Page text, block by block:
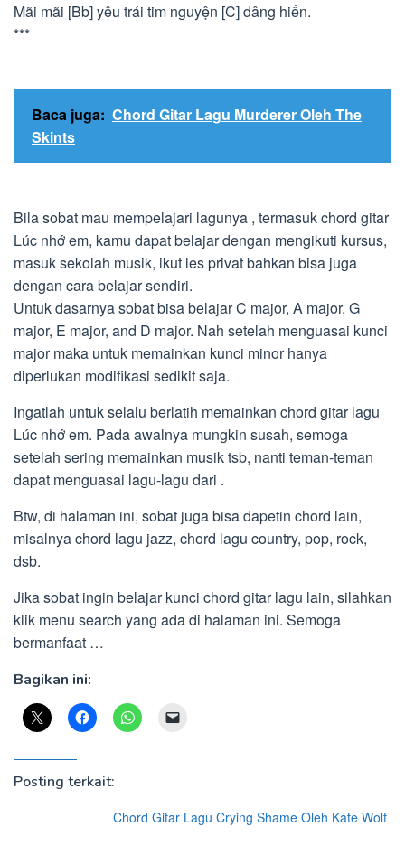
Mãi mãi [Bb] yêu trái tim nguyện [C] dâng hiến.
***
Baca juga: Chord Gitar Lagu Murderer Oleh The
Skints
Bila sobat mau mempelajari lagunya , termasuk chord gitar
Lúc nhớ em, kamu dapat belajar dengan mengikuti kursus,
masuk sekolah musik, ikut les privat bahkan bisa juga
dengan cara belajar sendiri.
Untuk dasarnya sobat bisa belajar C major, A major, G
major, E major, and D major. Nah setelah menguasai kunci
major maka untuk memainkan kunci minor hanya
diperlukan modifikasi sedikit saja.
Ingatlah untuk selalu berlatih memainkan chord gitar lagu
Lúc nhớ em. Pada awalnya mungkin susah, semoga
setelah sering memainkan musik tsb, nanti teman-teman
dapat menguasai lagu-lagu dari .
Btw, di halaman ini, sobat juga bisa dapetin chord lain,
misalnya chord lagu jazz, chord lagu country, pop, rock,
dsb.
Jika sobat ingin belajar kunci chord gitar lagu lain, silahkan
klik menu search yang ada di halaman ini. Semoga
bermanfaat …
Bagikan ini:
Posting terkait:
Chord Gitar Lagu Crying Shame Oleh Kate Wolf